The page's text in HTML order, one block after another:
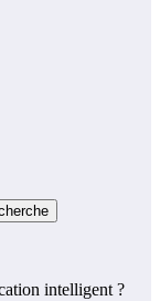
intelligent ?